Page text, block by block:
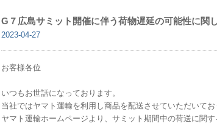
G７広島サミット開催に伴う荷物遅延の可能性に関
2023-04-27
お客様各位
いつもお世話になっております。
当社ではヤマト運輸を利用し商品を配送させていただいてお
ヤマト運輸ホームページより、サミット期間中の荷送に関